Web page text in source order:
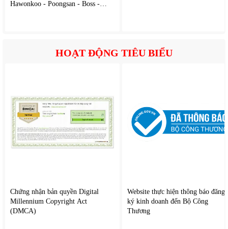
2. Tính năng nổi bật củaRapido RWF-45PGD-1
Điều khiển từ xa tiện lợi
Thiết kế hiện đại, sang trọng
Động cơ bền bỉ, hoạt động ổn định
Điều chỉnh chiều cao linh hoạt
Phù hợp nhiều không gian sử dụng
Hawonkoo - Poongsan - Boss -
HOẠT ĐỘNG TIÊU BIỂU
Chứng nhận bản quyền Digital
Millennium Copyright Act
(DMCA)
Website thực hiện thông báo đăng
ký kinh doanh đến Bộ Công
Thương